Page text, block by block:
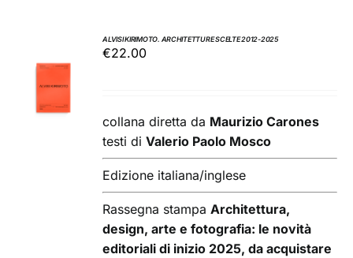
CARRELLO
/
ALVISI KIRIMOTO. ARCHITETTURE SCELTE 2012-2025
€22.00
collana diretta da Maurizio Carones
testi diValerio Paolo Mosco
Edizione italiana/inglese
Rassegna stampaArchitettura,
design, arte e fotografia: le novità
editoriali di inizio 2025, da acquistare